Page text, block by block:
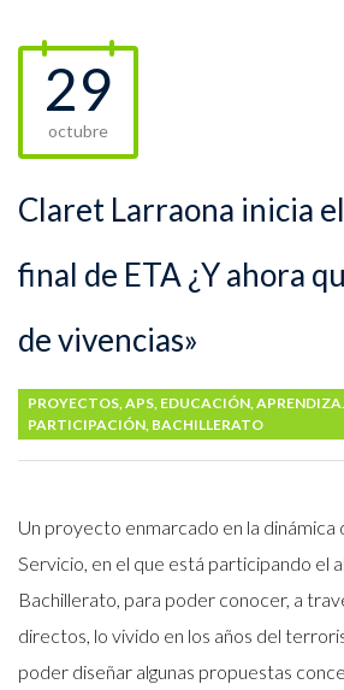
29
octubre
Claret Larraona inicia
final de ETA ¿Y ahora
de vivencias»
PROYECTOS,APS, EDUCACIÓN,
PARTICIPACIÓN, BACHILLERATO
Un proyecto enmarcado en la dinámica
Servicio, en el que está participando el
Bachillerato, para poder conocer, a
directos, lo vivido en los años del
poder diseñar algunas propuestas